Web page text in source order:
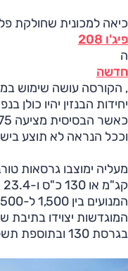
כיאה למכונית שחולקת
פיג'ו 208
ה
חדשה
וככל הנראה לא תוצע
המוגדשות יצוידו בתיבת
בגרסת 130 ובתוספת תשלום ב-100).